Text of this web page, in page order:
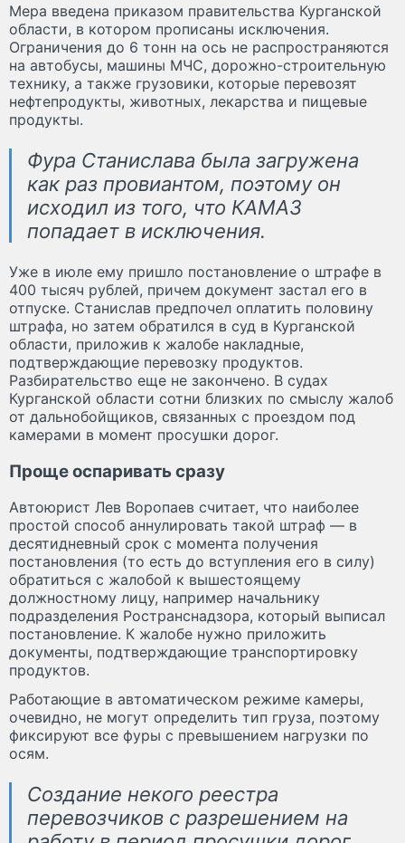
Мера введена приказом правительства Курганской
области, в котором прописаны исключения.
Ограничения до 6 тонн на ось не распространяются
на автобусы, машины МЧС, дорожно-строительную
технику, а также грузовики, которые перевозят
нефтепродукты, животных, лекарства и пищевые
продукты.
Фура Станислава была загружена
как раз провиантом, поэтому он
исходил из того, что КАМАЗ
попадает в исключения.
Уже в июле ему пришло постановление о штрафе в
400 тысяч рублей, причем документ застал его в
отпуске. Станислав предпочел оплатить половину
штрафа, но затем обратился в суд в Курганской
области, приложив к жалобе накладные,
подтверждающие перевозку продуктов.
Разбирательство еще не закончено. В судах
Курганской области сотни близких по смыслу жалоб
от дальнобойщиков, связанных с проездом под
камерами в момент просушки дорог.
Проще оспаривать сразу
Автоюрист Лев Воропаев считает, что наиболее
простой способ аннулировать такой штраф — в
десятидневный срок с момента получения
постановления (то есть до вступления его в силу)
обратиться с жалобой к вышестоящему
должностному лицу, например начальнику
подразделения Ространснадзора, который выписал
постановление. К жалобе нужно приложить
документы, подтверждающие транспортировку
продуктов.
Работающие в автоматическом режиме камеры,
очевидно, не могут определить тип груза, поэтому
фиксируют все фуры с превышением нагрузки по
осям.
Создание некого реестра
перевозчиков с разрешением на